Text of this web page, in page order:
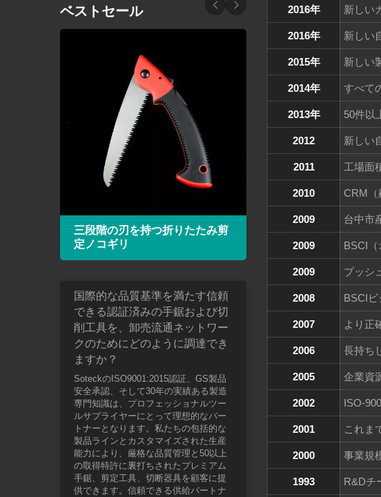
ベストセール
三段階の刃を持つ折りたたみ剪
定ノコギリ
HSSバイメタル刃
フレーム
国際的な品質基準を満たす信頼
できる認証済みの手鋸および切
削工具を、卸売流通ネットワー
クのためにどのように調達でき
ますか？
SoteckのISO9001:2015認証、GS製品
安全承認、そして30年の実績ある製造
専門知識は、プロフェッショナルツー
ルサプライヤーにとって理想的なパー
トナーとなります。私たちの包括的な
製品ラインとカスタマイズされた生産
能力により、厳格な品質管理と50以上
の取得特許に裏打ちされたプレミアム
手鋸、剪定工具、切断器具を顧客に提
供できます。信頼できる供給パートナ
2016年 新しい
2016年 新しい
2015年 新しい
2014年 すべて
2013年 50件以
2012 新しい
2011 工場面
2010 CRM（
2009 台中市
2009 BSCI（
2009 プッシ
2008 BSCIビ
2007 より正
2006 長持ち
2005 企業資
2002 ISO-
2001 これま
2000 事業規
1993 R&Dチ